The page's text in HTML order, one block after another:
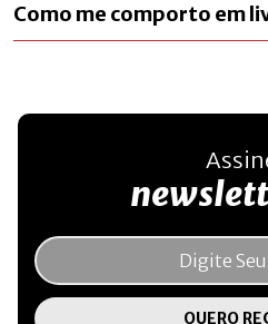
Como me comporto em